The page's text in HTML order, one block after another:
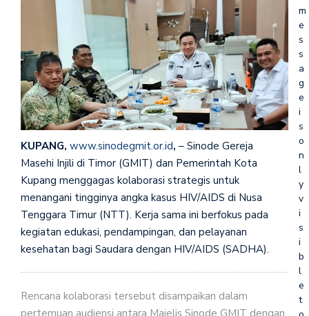
KUPANG, www.sinodegmit.or.id, – Sinode Gereja
Masehi Injili di Timor (GMIT) dan Pemerintah Kota
Kupang menggagas kolaborasi strategis untuk
menangani tingginya angka kasus HIV/AIDS di Nusa
Tenggara Timur (NTT). Kerja sama ini berfokus pada
kegiatan edukasi, pendampingan, dan pelayanan
kesehatan bagi Saudara dengan HIV/AIDS (SADHA).
Rencana kolaborasi tersebut disampaikan dalam
m
e
s
s
a
g
e
i
s
o
n
l
y
v
i
s
i
b
l
e
t